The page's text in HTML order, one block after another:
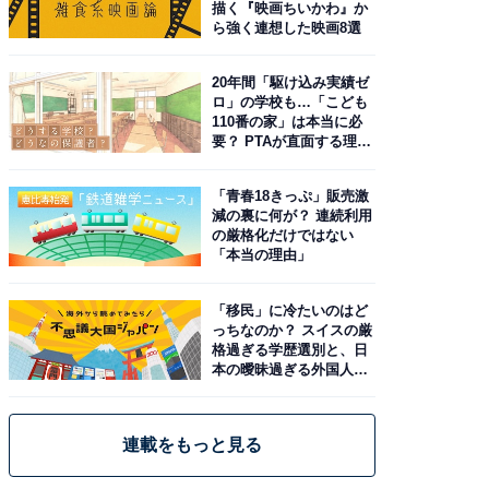
描く『映画ちいかわ』か
ら強く連想した映画8選
20年間「駆け込み実績ゼ
ロ」の学校も…「こども
110番の家」は本当に必
要？ PTAが直面する理想
「青春18きっぷ」販売激
減の裏に何が？ 連続利用
の厳格化だけではない
「本当の理由」
「移民」に冷たいのはど
っちなのか？ スイスの厳
格過ぎる学歴選別と、日
本の曖昧過ぎる外国人政
連載をもっと見る